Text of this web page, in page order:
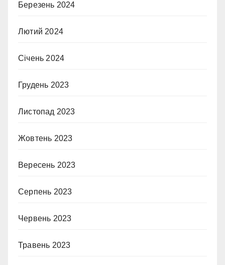
Березень 2024
Лютий 2024
Січень 2024
Грудень 2023
Листопад 2023
Жовтень 2023
Вересень 2023
Серпень 2023
Червень 2023
Травень 2023